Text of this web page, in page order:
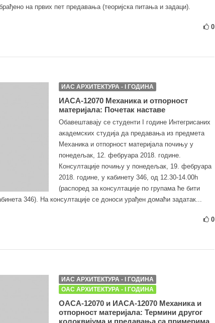
на првих пет предавања (теоријска питања и задаци).
0
ИАС АРХИТЕКТУРА - I ГОДИНА
ИАСА-12070 Механика и отпорност
материјала: Почетак наставе
Обавештавају се студенти I године Интегрисаних
академских студија да предавања из предмета
Механика и отпорност материјала почињу у
понедељак, 12. фебруара 2018. године.
Консултације почињу у понедељак, 19. фебруара
2018. године, у кабинету 346, од 12.30-14.00h
(распоред за консултације по групама ће бити
346). На консултације се доноси урађен домаћи задатак...
0
ИАС АРХИТЕКТУРА - I ГОДИНА
ОАС АРХИТЕКТУРА - I ГОДИНА
ОАСА-12070 и ИАСА-12070 Механика и
отпорност материјала: Термини другог
колоквијума и предавања са примерима